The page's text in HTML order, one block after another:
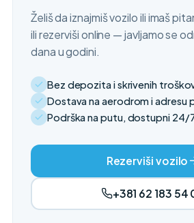
Želiš da iznajmiš vozilo ili imaš
ili rezerviši online — javljamo se
dana u godini.
Bez depozita i skrivenih
Dostava na aerodrom i adresu
Podrška na putu, dostupni 24/
Rezerviši vozilo
+381 62 183 54